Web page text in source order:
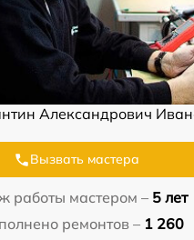
Александрович
Вызвать мастера
работы мастером – 5 лет
ремонтов – 1 260